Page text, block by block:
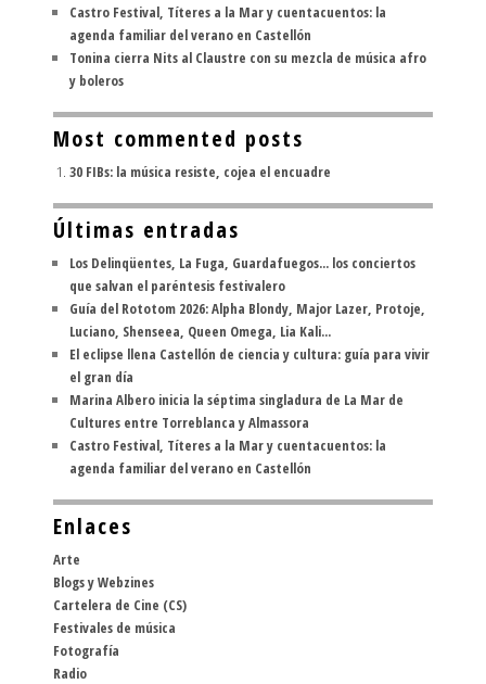
Castro Festival, Títeres a la Mar y cuentacuentos: la
agenda familiar del verano en Castellón
Tonina cierra Nits al Claustre con su mezcla de música afro
y boleros
Most commented posts
30 FIBs: la música resiste, cojea el encuadre
Últimas entradas
Los Delinqüentes, La Fuga, Guardafuegos... los conciertos
que salvan el paréntesis festivalero
Guía del Rototom 2026: Alpha Blondy, Major Lazer, Protoje,
Luciano, Shenseea, Queen Omega, Lia Kali...
El eclipse llena Castellón de ciencia y cultura: guía para vivir
el gran día
Marina Albero inicia la séptima singladura de La Mar de
Cultures entre Torreblanca y Almassora
Castro Festival, Títeres a la Mar y cuentacuentos: la
agenda familiar del verano en Castellón
Enlaces
Arte
Blogs y Webzines
Cartelera de Cine (CS)
Festivales de música
Fotografía
Radio